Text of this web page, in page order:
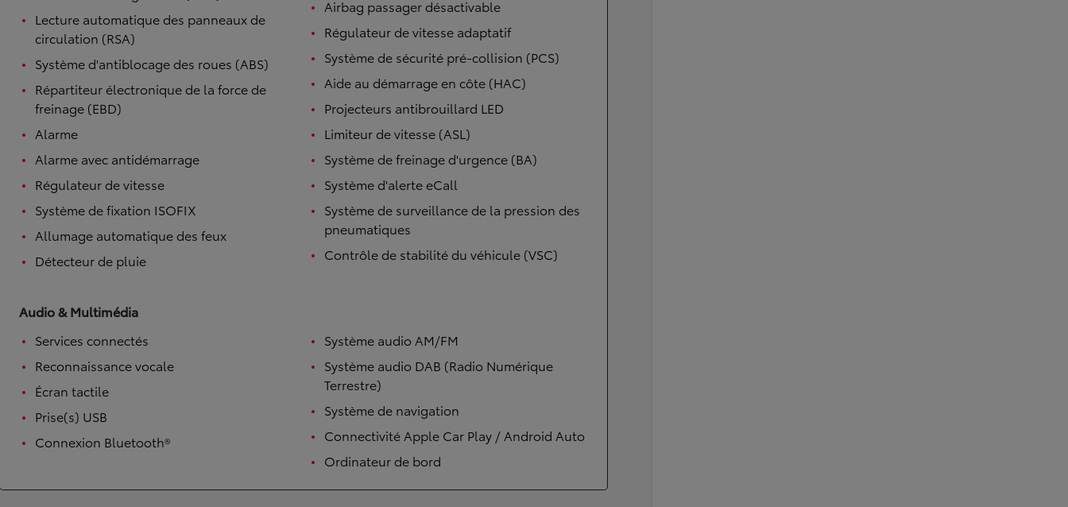
TOYOTA C-HR
Disponible rapidement
Lecture automatique des panneaux de
circulation (RSA)
Système d'antiblocage des roues (ABS)
Répartiteur électronique de la force de
freinage (EBD)
Alarme
Alarme avec antidémarrage
Régulateur de vitesse
Système de fixation ISOFIX
Allumage automatique des feux
Détecteur de pluie
Airbag passager désactivable
Régulateur de vitesse adaptatif
Système de sécurité pré-collision (PCS)
Aide au démarrage en côte (HAC)
Projecteurs antibrouillard LED
Limiteur de vitesse (ASL)
Système de freinage d'urgence (BA)
Système d'alerte eCall
Système de surveillance de la pression des
pneumatiques
Contrôle de stabilité du véhicule (VSC)
Audio & Multimédia
Services connectés
Reconnaissance vocale
Écran tactile
Prise(s) USB
Connexion Bluetooth®
Système audio AM/FM
Système audio DAB (Radio Numérique
Terrestre)
Système de navigation
Connectivité Apple Car Play / Android Auto
Ordinateur de bord